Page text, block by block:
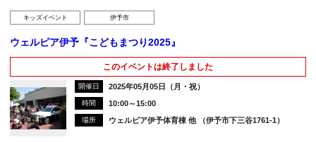
キッズイベント 伊予市
ウェルピア伊予『こどもまつり2025』
このイベントは終了しました
開催日 2025年05月05日（月・祝）
時間 10:00～15:00
場所 ウェルピア伊予体育棟 他 （伊予市下三谷1761-1）